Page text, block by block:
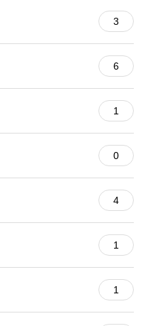
3
6
1
0
4
1
1